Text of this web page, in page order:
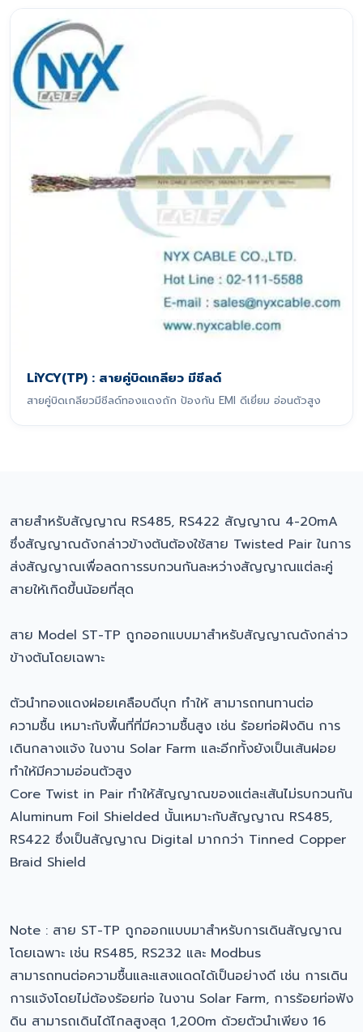
LiYCY(TP) : สายคู่บิดเกลียว มีชีลด์
สายคู่บิดเกลียวมีชีลด์ทองแดงถัก ป้องกัน EMI ดีเยี่ยม อ่อนตัวสูง
สายสำหรับสัญญาณ RS485, RS422 สัญญาณ 4-20mA
ซึ่งสัญญาณดังกล่าวข้างต้นต้องใช้สาย Twisted Pair ในการ
ส่งสัญญาณเพื่อลดการรบกวนกันละหว่างสัญญาณแต่ละคู่
สายให้เกิดขึ้นน้อยที่สุด
สาย Model ST-TP ถูกออกแบบมาสำหรับสัญญาณดังกล่าว
ข้างต้นโดยเฉพาะ
ตัวนำทองแดงฝอยเคลือบดีบุก ทำให้ สามารถทนทานต่อ
ความชื้น เหมาะกับพื้นที่ที่มีความชื้นสูง เช่น ร้อยท่อฝังดิน การ
เดินกลางแจ้ง ในงาน Solar Farm และอีกทั้งยังเป็นเส้นฝอย
ทำให้มีความอ่อนตัวสูง
Core Twist in Pair ทำให้สัญญาณของแต่ละเส้นไม่รบกวนกัน
Aluminum Foil Shielded นั้นเหมาะกับสัญญาณ RS485,
RS422 ซึ่งเป็นสัญญาณ Digital มากกว่า Tinned Copper
Braid Shield
Note : สาย ST-TP ถูกออกแบบมาสำหรับการเดินสัญญาณ
โดยเฉพาะ เช่น RS485, RS232 และ Modbus
สามารถทนต่อความชื้นและแสงแดดได้เป็นอย่างดี เช่น การเดิน
การแจ้งโดยไม่ต้องร้อยท่อ ในงาน Solar Farm, การร้อยท่อฟัง
ดิน สามารถเดินได้ไกลสูงสุด 1,200m ด้วยตัวนำเพียง 16